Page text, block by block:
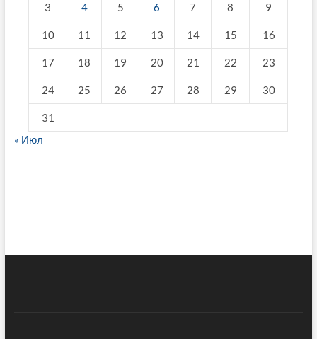
3 4 5 6 7 8 9
10 11 12 13 14 15 16
17 18 19 20 21 22 23
24 25 26 27 28 29 30
31
« Июл